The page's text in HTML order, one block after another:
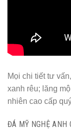
Mọi chi tiết tư
xanh rêu; lăng
nhiên cao cấp
ĐÁ MỸ NGHỆ ANH